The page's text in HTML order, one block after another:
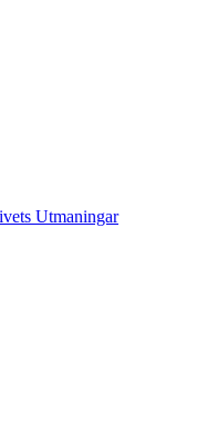
Utmaningar